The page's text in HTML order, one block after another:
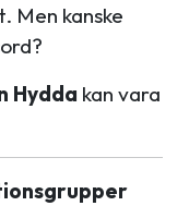
Men kanske
Hydda kan vara